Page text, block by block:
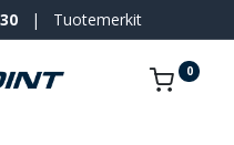
| Tuotemerkit
0